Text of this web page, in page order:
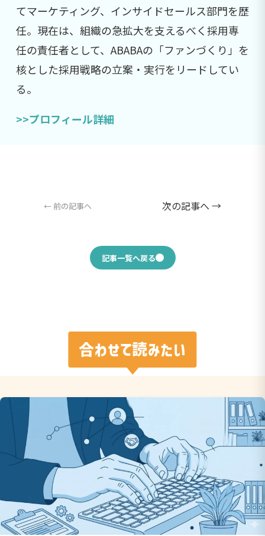
てマーケティング、インサイドセールス部門を歴
任。現在は、組織の急拡大を支えるべく採用専
任の責任者として、ABABAの「ファンづくり」を
核とした採用戦略の立案・実行をリードしてい
る。
>>プロフィール詳細
← 前の記事へ 次の記事へ →
記事一覧へ戻る
合わせて読みたい